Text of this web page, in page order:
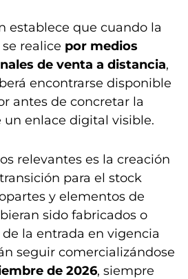
establece que cuando la
se realice por medios
de venta a distancia,
encontrarse disponible
antes de concretar la
enlace digital visible.
relevantes es la creación
para el stock
y elementos de
sido fabricados o
la entrada en vigencia
seguir comercializándose
de 2026, siempre